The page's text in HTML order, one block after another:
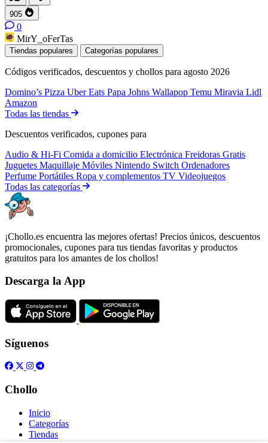
905
0
MirY_oFerTas
Tiendas populares Categorías populares
Códigos verificados, descuentos y chollos para agosto 2026
Domino’s Pizza Uber Eats Papa Johns Wallapop Temu Miravia Lidl
Amazon
Todas las tiendas
Descuentos verificados, cupones para
Audio & Hi-Fi Comida a domicilio Electrónica Freidoras Gratis
Juguetes Maquillaje Móviles Nintendo Switch Ordenadores
Perfume Portátiles Ropa y complementos TV Videojuegos
Todas las categorías
¡Chollo.es encuentra las mejores ofertas! Precios únicos, descuentos
promocionales, cupones para tus tiendas favoritas y productos
gratuitos para los amantes de los chollos!
Descarga la App
Síguenos
Chollo
Inicio
Categorías
Tiendas